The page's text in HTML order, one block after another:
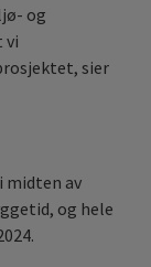
og
vi
sier
midten av
og hele